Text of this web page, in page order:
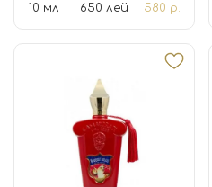
10 мл
650 лей 580 р.